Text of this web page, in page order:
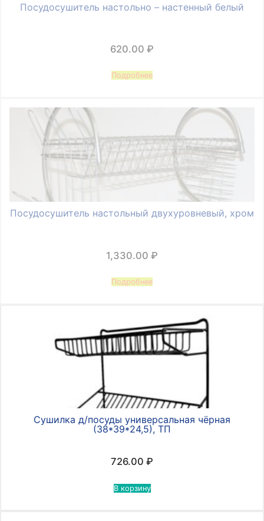
Посудосушитель настольно – настенный белый
620.00 ₽
Подробнее
Посудосушитель настольный двухуровневый, хром
1,330.00 ₽
Подробнее
Сушилка д/посуды универсальная чёрная
(38*39*24,5), ТП
726.00 ₽
В корзину